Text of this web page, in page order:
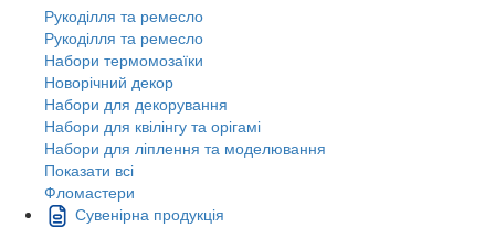
Рукоділля та ремесло
Рукоділля та ремесло
Набори термомозаїки
Новорічний декор
Набори для декорування
Набори для квілінгу та орігамі
Набори для ліплення та моделювання
Показати всі
Фломастери
Сувенірна продукція